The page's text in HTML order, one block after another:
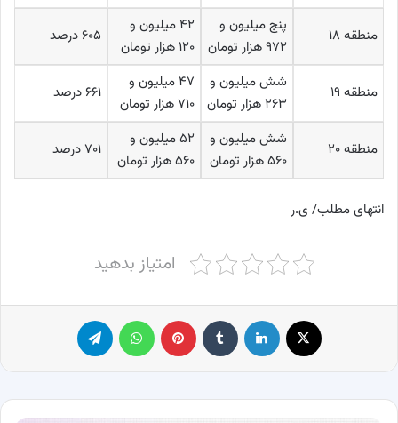
منطقه ۱۸
پنج میلیون و
۹۷۲ هزار تومان
۴۲ میلیون و
۱۲۰ هزار تومان
۶۰۵ درصد
منطقه ۱۹
شش میلیون و
۲۶۳ هزار تومان
۴۷ میلیون و
۷۱۰ هزار تومان
۶۶۱ درصد
منطقه ۲۰
شش میلیون و
۵۶۰ هزار تومان
۵۲ میلیون و
۵۶۰ هزار تومان
۷۰۱ درصد
انتهای مطلب/ ی.ر
امتیاز بدهید
لینکدین ‫تامبلر پینترست